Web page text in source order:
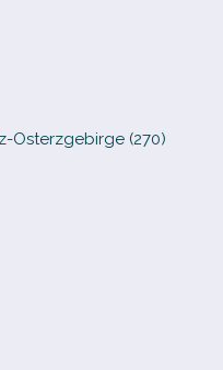
​Osterzgebirge (270)